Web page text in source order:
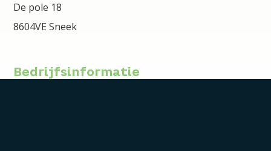
De pole 18
8604VE Sneek
Bedrijfsinformatie